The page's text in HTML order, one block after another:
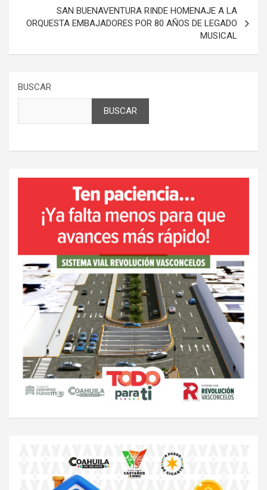
SAN BUENAVENTURA RINDE HOMENAJE A LA
ORQUESTA EMBAJADORES POR 80 AÑOS DE LEGADO
MUSICAL
BUSCAR
BUSCAR